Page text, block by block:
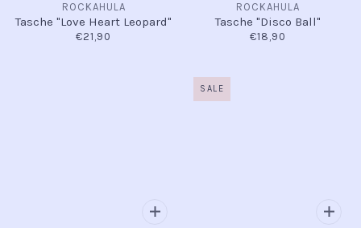
ROCKAHULA
Tasche "Love Heart Leopard"
€21,90
ROCKAHULA
Tasche "Disco Ball"
€18,90
SALE